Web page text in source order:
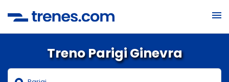
Treno Parigi Ginevra